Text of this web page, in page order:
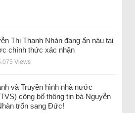
Thị Thanh Nhàn đang ẩn náu tại
chính thức xác nhận
Views
và Truyền hình nhà nước
công bố thông tin bà Nguyễn
trốn sang Đức!